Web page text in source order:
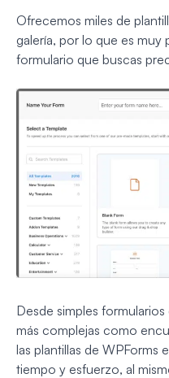
Ofrecemos miles de
galería, por lo que es muy
formulario que buscas
Desde simples
más complejas como
las plantillas de WPForms
tiempo y esfuerzo, al